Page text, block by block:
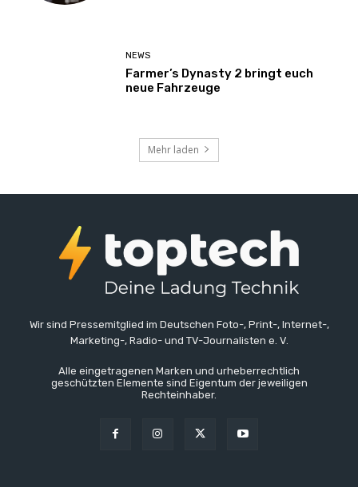
NEWS
Farmer’s Dynasty 2 bringt euch
neue Fahrzeuge
Mehr laden
Wir sind Pressemitglied im Deutschen Foto-, Print-, Internet-,
Marketing-, Radio- und TV-Journalisten e. V.
Alle eingetragenen Marken und urheberrechtlich
geschützten Elemente sind Eigentum der jeweiligen
Rechteinhaber.